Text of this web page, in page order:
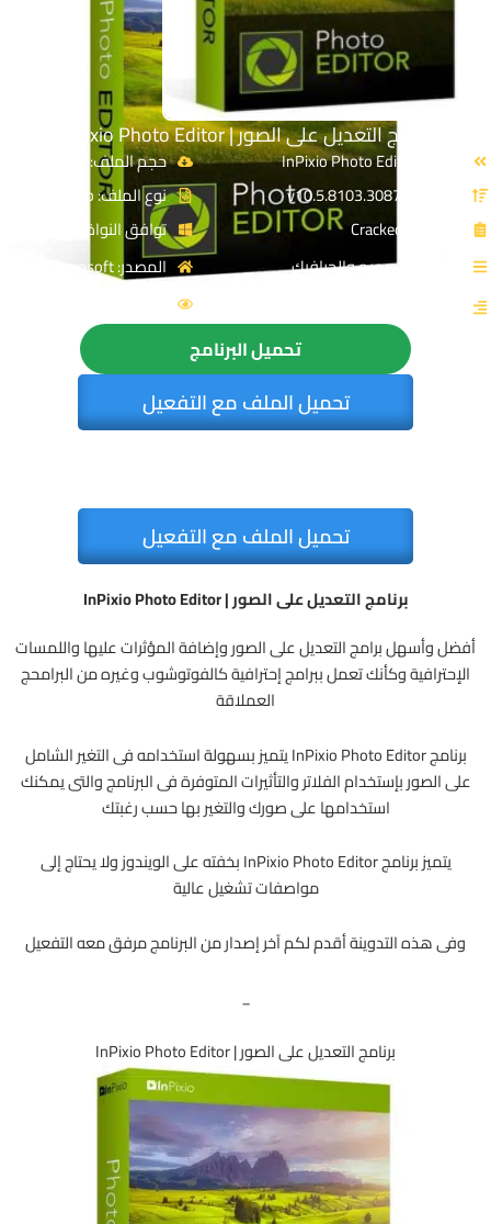
برنامج التعديل على الصور | InPixio Photo Editor
القسم: التصميم والجرافيك
حجم الملف: 414.39 MB
نوع الملف: Zip
توافق النواة: 32 & 64-Bit
المصدر: microsoft
تحميل البرنامج
تحميل الملف مع التفعيل
تحميل الملف مع التفعيل
برنامج التعديل على الصور | InPixio Photo Editor
أفضل وأسهل برامج التعديل على الصور وإضافة المؤثرات عليها واللمسات
الإحترافية وكأنك تعمل ببرامج إحترافية كالفوتوشوب وغيره من البرامحج
العملاقة
برنامج InPixio Photo Editor يتميز بسهولة استخدامه فى التغير الشامل
على الصور بإستخدام الفلاتر والتأثيرات المتوفرة فى البرنامج والتى يمكنك
استخدامها على صورك والتغير بها حسب رغبتك
يتميز برنامج InPixio Photo Editor بخفته على الويندوز ولا يحتاج إلى
مواصفات تشغيل عالية
وفى هذه التدوينة أقدم لكم آخر إصدار من البرنامج مرفق معه التفعيل
_
برنامج التعديل على الصور | InPixio Photo Editor